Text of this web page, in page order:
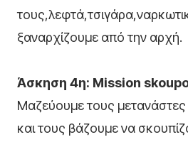
ξαναρχίζουμε από την αρχή.
Άσκηση 4η: Μission
Μαζεύουμε τους
και τους βάζουμε να